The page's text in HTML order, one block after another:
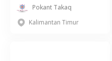
Pokant Takaq
Kalimantan Timur